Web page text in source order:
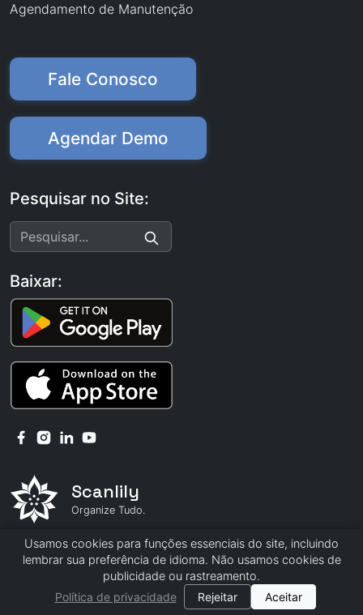
Agendamento de Manutenção
Fale Conosco
Agendar Demo
Pesquisar no Site:
Baixar:
Scanlily
Organize Tudo.
© 2026 Scanlily
Termos e Condições
Usamos cookies para funções essenciais do site, incluindo
lembrar sua preferência de idioma. Não usamos cookies de
publicidade ou rastreamento.
Política de privacidade
Rejeitar Aceitar